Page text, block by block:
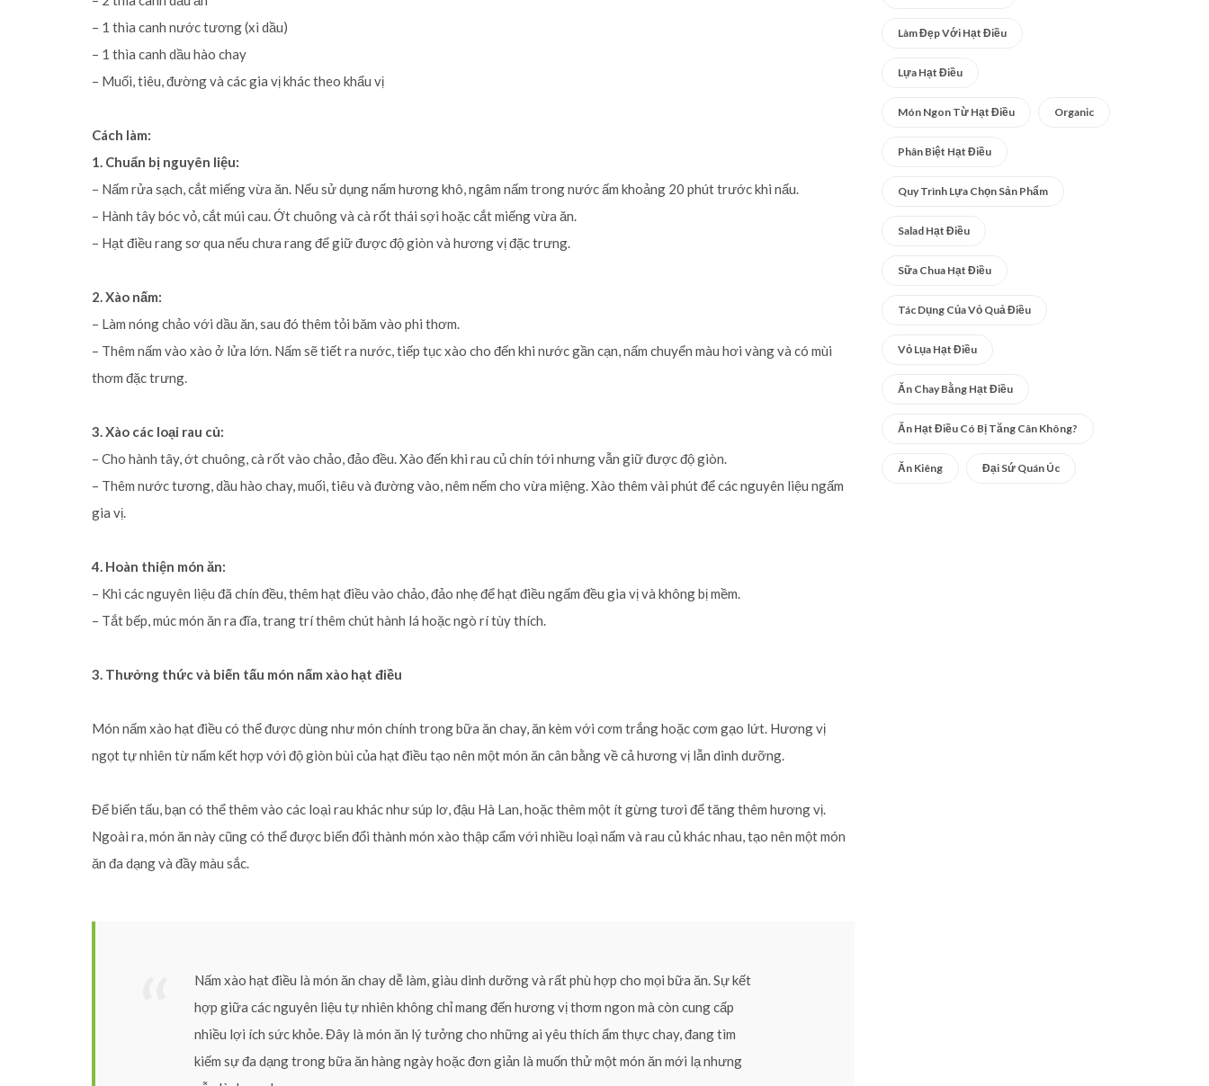
– 1 thìa canh nước tương (xì dầu)
– 1 thìa canh dầu hào chay
– Muối, tiêu, đường và các gia vị khác theo khẩu vị
Cách làm:
1. Chuẩn bị nguyên liệu:
– Nấm rửa sạch, cắt miếng vừa ăn. Nếu sử dụng nấm hương khô, ngâm nấm trong nước ấm khoảng 20 phút trước khi nấu.
– Hành tây bóc vỏ, cắt múi cau. Ớt chuông và cà rốt thái sợi hoặc cắt miếng vừa ăn.
– Hạt điều rang sơ qua nếu chưa rang để giữ được độ giòn và hương vị đặc trưng.
2. Xào nấm:
– Làm nóng chảo với dầu ăn, sau đó thêm tỏi băm vào phi thơm.
– Thêm nấm vào xào ở lửa lớn. Nấm sẽ tiết ra nước, tiếp tục xào cho đến khi nước gần cạn, nấm chuyển màu hơi vàng và có mùi
thơm đặc trưng.
3. Xào các loại rau củ:
– Cho hành tây, ớt chuông, cà rốt vào chảo, đảo đều. Xào đến khi rau củ chín tới nhưng vẫn giữ được độ giòn.
– Thêm nước tương, dầu hào chay, muối, tiêu và đường vào, nêm nếm cho vừa miệng. Xào thêm vài phút để các nguyên liệu ngấm
gia vị.
4. Hoàn thiện món ăn:
– Khi các nguyên liệu đã chín đều, thêm hạt điều vào chảo, đảo nhẹ để hạt điều ngấm đều gia vị và không bị mềm.
– Tắt bếp, múc món ăn ra đĩa, trang trí thêm chút hành lá hoặc ngò rí tùy thích.
3. Thưởng thức và biến tấu món nấm xào hạt điều
Món nấm xào hạt điều có thể được dùng như món chính trong bữa ăn chay, ăn kèm với cơm trắng hoặc cơm gạo lứt. Hương vị
ngọt tự nhiên từ nấm kết hợp với độ giòn bùi của hạt điều tạo nên một món ăn cân bằng về cả hương vị lẫn dinh dưỡng.
Để biến tấu, bạn có thể thêm vào các loại rau khác như súp lơ, đậu Hà Lan, hoặc thêm một ít gừng tươi để tăng thêm hương vị.
Ngoài ra, món ăn này cũng có thể được biến đổi thành món xào thập cẩm với nhiều loại nấm và rau củ khác nhau, tạo nên một món
ăn đa dạng và đầy màu sắc.
Nấm xào hạt điều là món ăn chay dễ làm, giàu dinh dưỡng và rất phù hợp cho mọi bữa ăn. Sự kết
hợp giữa các nguyên liệu tự nhiên không chỉ mang đến hương vị thơm ngon mà còn cung cấp
nhiều lợi ích sức khỏe. Đây là món ăn lý tưởng cho những ai yêu thích ẩm thực chay, đang tìm
kiếm sự đa dạng trong bữa ăn hàng ngày hoặc đơn giản là muốn thử một món ăn mới lạ nhưng
Làm Đẹp Với Hạt Điều
Lựa Hạt Điều
Món Ngon Từ Hạt Điều Organic
Phân Biệt Hạt Điều
Quy Trình Lựa Chọn Sản Phẩm
Salad Hạt Điều
Sữa Chua Hạt Điều
Tác Dụng Của Vỏ Quả Điều
Vỏ Lụa Hạt Điều
Ăn Chay Bằng Hạt Điều
Ăn Hạt Điều Có Bị Tăng Cân Không?
Ăn Kiêng Đại Sứ Quán Úc